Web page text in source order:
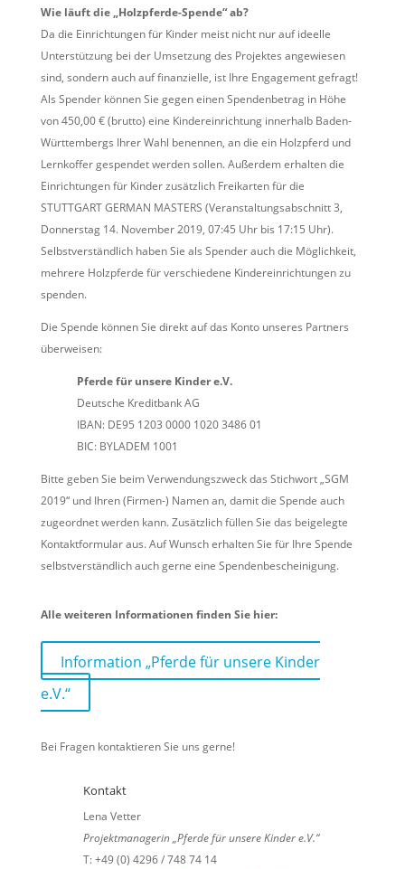
Wie läuft die „Holzpferde-Spende“ ab?
Da die Einrichtungen für Kinder meist nicht nur auf ideelle
Unterstützung bei der Umsetzung des Projektes angewiesen
sind, sondern auch auf finanzielle, ist Ihre Engagement gefragt!
Als Spender können Sie gegen einen Spendenbetrag in Höhe
von 450,00 € (brutto) eine Kindereinrichtung innerhalb Baden-
Württembergs Ihrer Wahl benennen, an die ein Holzpferd und
Lernkoffer gespendet werden sollen. Außerdem erhalten die
Einrichtungen für Kinder zusätzlich Freikarten für die
STUTTGART GERMAN MASTERS (Veranstaltungsabschnitt 3,
Donnerstag 14. November 2019, 07:45 Uhr bis 17:15 Uhr).
Selbstverständlich haben Sie als Spender auch die Möglichkeit,
mehrere Holzpferde für verschiedene Kindereinrichtungen zu
spenden.
Die Spende können Sie direkt auf das Konto unseres Partners
überweisen:
Pferde für unsere Kinder e.V.
Deutsche Kreditbank AG
IBAN: DE95 1203 0000 1020 3486 01
BIC: BYLADEM 1001
Bitte geben Sie beim Verwendungszweck das Stichwort „SGM
2019“ und Ihren (Firmen-) Namen an, damit die Spende auch
zugeordnet werden kann. Zusätzlich füllen Sie das beigelegte
Kontaktformular aus. Auf Wunsch erhalten Sie für Ihre Spende
selbstverständlich auch gerne eine Spendenbescheinigung.
Alle weiteren Informationen finden Sie hier:
Information „Pferde für unsere Kinder
e.V.“
Bei Fragen kontaktieren Sie uns gerne!
Kontakt
Lena Vetter
Projektmanagerin „Pferde für unsere Kinder e.V.“
T: +49 (0) 4296 / 748 74 14